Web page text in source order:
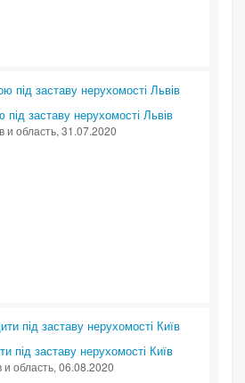
під заставу нерухомості Львів
и область, 31.07.2020
під заставу нерухомості Київ
и область, 06.08.2020